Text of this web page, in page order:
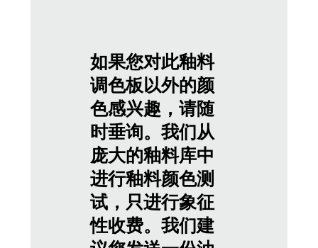
如果您对此釉料
调色板以外的颜
色感兴趣，请随
时垂询。我们从
庞大的釉料库中
进行釉料颜色测
试，只进行象征
性收费。我们建